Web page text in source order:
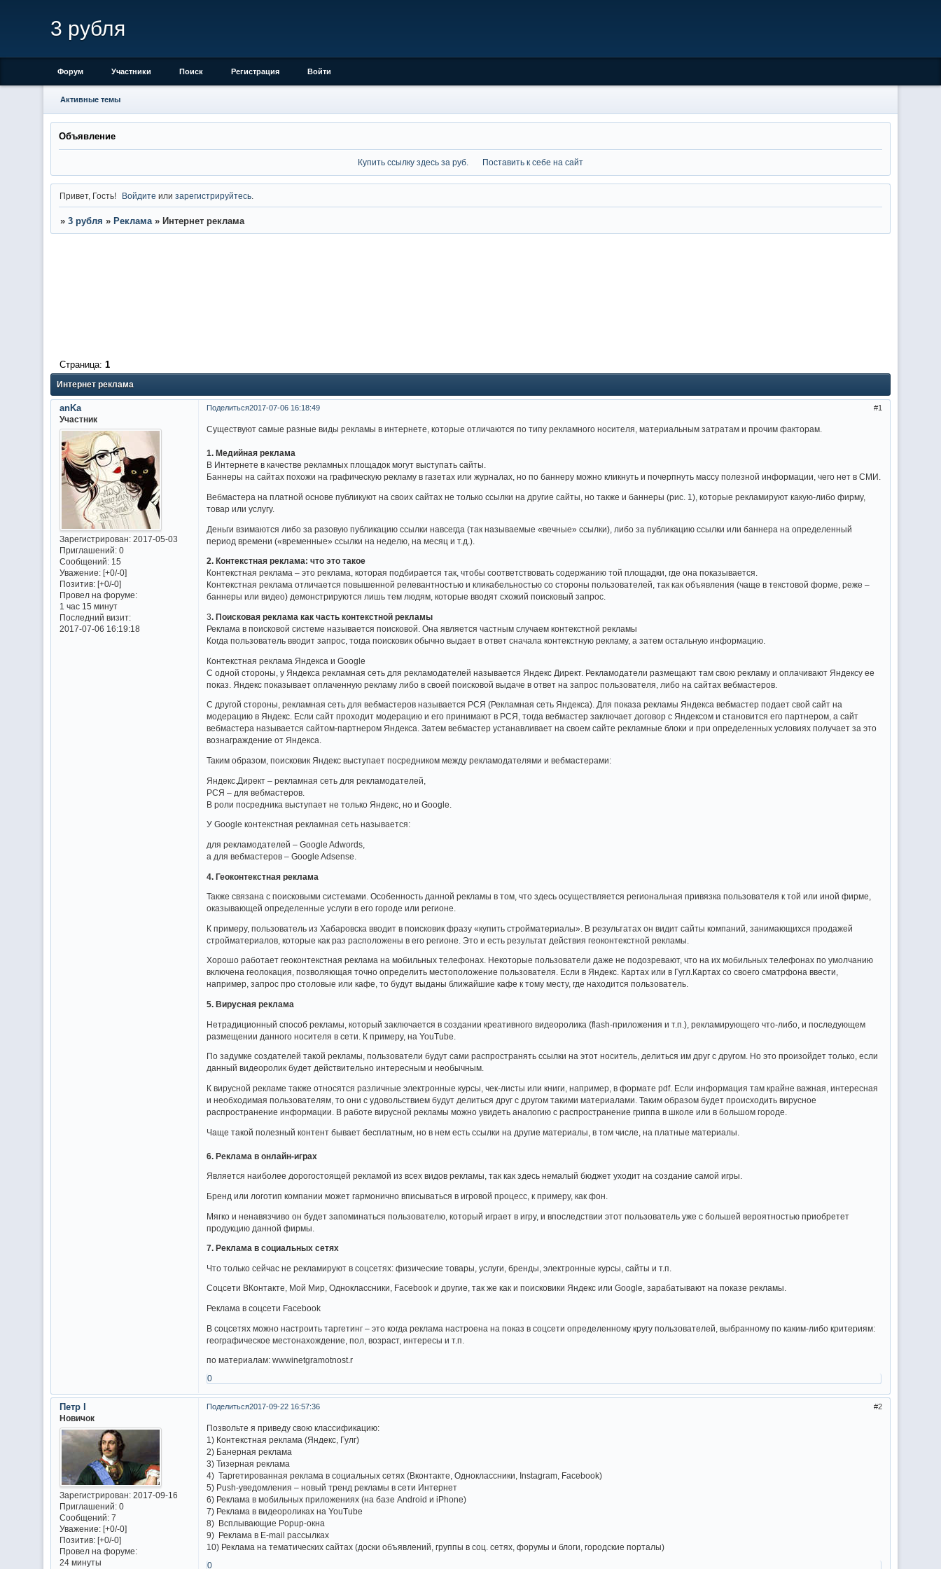
3 рубля
Форум Участники Поиск Регистрация Войти
Активные темы
Объявление
Купить ссылку здесь за руб. Поставить к себе на сайт
Привет, Гость! Войдите илизарегистрируйтесь
» 3 рубля » Реклама » Интернет реклама
Интернет реклама
Страница: 1
Поделиться 1
2017-07-06 16:18:49
anKa
Участник
Зарегистрирован: 2017-05-03
Приглашений:0
Сообщений:15
Уважение: [+0/-0]
Позитив: [+0/-0]
Провел на форуме:
1 час 15 минут
Последний визит:
2017-07-06 16:19:18
Существуют самые разные виды рекламы в интернете, которые отличаются по типу рекламного носителя, материальным затратам и прочим факторам.
1. Медийная реклама
В Интернете в качестве рекламных площадок могут выступать сайты.
Баннеры на сайтах похожи на графическую рекламу в газетах или журналах, но по баннеру можно кликнуть и почерпнуть массу полезной информации, чего нет в СМИ.
Вебмастера на платной основе публикуют на своих сайтах не только ссылки на другие сайты, но также и баннеры (рис. 1), которые рекламируют какую-либо фирму,
товар или услугу.
Деньги взимаются либо за разовую публикацию ссылки навсегда (так называемые «вечные» ссылки), либо за публикацию ссылки или баннера на определенный
период времени («временные» ссылки на неделю, на месяц и т.д.).
2. Контекстная реклама: что это такое
Контекстная реклама – это реклама, которая подбирается так, чтобы соответствовать содержанию той площадки, где она показывается.
Контекстная реклама отличается повышенной релевантностью и кликабельностью со стороны пользователей, так как объявления (чаще в текстовой форме, реже –
баннеры или видео) демонстрируются лишь тем людям, которые вводят схожий поисковый запрос.
3. Поисковая реклама как часть контекстной рекламы
Реклама в поисковой системе называется поисковой. Она является частным случаем контекстной рекламы
Когда пользователь вводит запрос, тогда поисковик обычно выдает в ответ сначала контекстную рекламу, а затем остальную информацию.
Контекстная реклама Яндекса и Google
С одной стороны, у Яндекса рекламная сеть для рекламодателей называется Яндекс Директ. Рекламодатели размещают там свою рекламу и оплачивают Яндексу ее
показ. Яндекс показывает оплаченную рекламу либо в своей поисковой выдаче в ответ на запрос пользователя, либо на сайтах вебмастеров.
С другой стороны, рекламная сеть для вебмастеров называется РСЯ (Рекламная сеть Яндекса). Для показа рекламы Яндекса вебмастер подает свой сайт на
модерацию в Яндекс. Если сайт проходит модерацию и его принимают в РСЯ, тогда вебмастер заключает договор с Яндексом и становится его партнером, а сайт
вебмастера называется сайтом-партнером Яндекса. Затем вебмастер устанавливает на своем сайте рекламные блоки и при определенных условиях получает за это
вознаграждение от Яндекса.
Таким образом, поисковик Яндекс выступает посредником между рекламодателями и вебмастерами:
Яндекс.Директ – рекламная сеть для рекламодателей,
РСЯ – для вебмастеров.
В роли посредника выступает не только Яндекс, но и Google.
У Google контекстная рекламная сеть называется:
для рекламодателей – Google Adwords,
а для вебмастеров – Google Adsense.
4. Геоконтекстная реклама
Также связана с поисковыми системами. Особенность данной рекламы в том, что здесь осуществляется региональная привязка пользователя к той или иной фирме,
оказывающей определенные услуги в его городе или регионе.
К примеру, пользователь из Хабаровска вводит в поисковик фразу «купить стройматериалы». В результатах он видит сайты компаний, занимающихся продажей
стройматериалов, которые как раз расположены в его регионе. Это и есть результат действия геоконтекстной рекламы.
Хорошо работает геоконтекстная реклама на мобильных телефонах. Некоторые пользователи даже не подозревают, что на их мобильных телефонах по умолчанию
включена геолокация, позволяющая точно определить местоположение пользователя. Если в Яндекс. Картах или в Гугл.Картах со своего сматрфона ввести,
например, запрос про столовые или кафе, то будут выданы ближайшие кафе к тому месту, где находится пользователь.
5. Вирусная реклама
Нетрадиционный способ рекламы, который заключается в создании креативного видеоролика (flash-приложения и т.п.), рекламирующего что-либо, и последующем
размещении данного носителя в сети. К примеру, на YouTube.
По задумке создателей такой рекламы, пользователи будут сами распространять ссылки на этот носитель, делиться им друг с другом. Но это произойдет только, если
данный видеоролик будет действительно интересным и необычным.
К вирусной рекламе также относятся различные электронные курсы, чек-листы или книги, например, в формате pdf. Если информация там крайне важная, интересная
и необходимая пользователям, то они с удовольствием будут делиться друг с другом такими материалами. Таким образом будет происходить вирусное
распространение информации. В работе вирусной рекламы можно увидеть аналогию с распространение гриппа в школе или в большом городе.
Чаще такой полезный контент бывает бесплатным, но в нем есть ссылки на другие материалы, в том числе, на платные материалы.
6. Реклама в онлайн-играх
Является наиболее дорогостоящей рекламой из всех видов рекламы, так как здесь немалый бюджет уходит на создание самой игры.
Бренд или логотип компании может гармонично вписываться в игровой процесс, к примеру, как фон.
Мягко и ненавязчиво он будет запоминаться пользователю, который играет в игру, и впоследствии этот пользователь уже с большей вероятностью приобретет
продукцию данной фирмы.
7. Реклама в социальных сетях
Что только сейчас не рекламируют в соцсетях: физические товары, услуги, бренды, электронные курсы, сайты и т.п.
Соцсети ВКонтакте, Мой Мир, Одноклассники, Facebook и другие, так же как и поисковики Яндекс или Google, зарабатывают на показе рекламы.
Реклама в соцсети Facebook
В соцсетях можно настроить таргетинг – это когда реклама настроена на показ в соцсети определенному кругу пользователей, выбранному по каким-либо критериям:
географическое местонахождение, пол, возраст, интересы и т.п.
по материалам: wwwinetgramotnost.r
0
Поделиться 2
2017-09-22 16:57:36
Петр I
Новичок
Зарегистрирован: 2017-09-16
Приглашений:0
Сообщений:7
Уважение: [+0/-0]
Позитив: [+0/-0]
Провел на форуме:
24 минуты
Позвольте я приведу свою классификацию:
1) Контекстная реклама (Яндекс, Гулг)
2) Банерная реклама
3) Тизерная реклама
4) Таргетированная реклама в социальных сетях (Вконтакте, Одноклассники, Instagram, Facebook)
5) Push-уведомления – новый тренд рекламы в сети Интернет
6) Реклама в мобильных приложениях (на базе Android и iPhone)
7) Реклама в видеороликах на YouTube
8) Всплывающие Popup-окна
9) Реклама в E-mail рассылках
10) Реклама на тематических сайтах (доски объявлений, группы в соц. сетях, форумы и блоги, городские порталы)
0